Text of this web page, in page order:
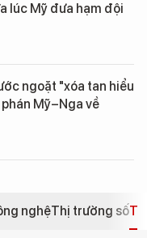
lúc Mỹ đưa hạm đội
ngoặt "xóa tan hiểu
Mỹ–Nga về
nghệThị trường số